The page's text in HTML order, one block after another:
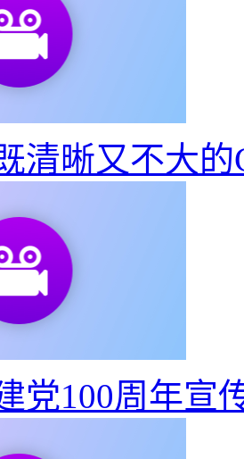
清晰又不大的
党100周年宣